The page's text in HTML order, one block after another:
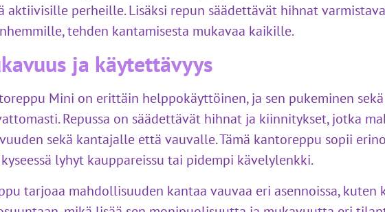
aktiivisille perheille. Lisäksi repun säädettävät hihnat
tehden kantamisesta mukavaa kaikille.
ja käytettävyys
Mini on erittäin helppokäyttöinen, ja sen pukeminen
Repussa on säädettävät hihnat ja kiinnitykset, jotka
sekä kantajalle että vauvalle. Tämä kantoreppu sopii
lyhyt kauppareissu tai pidempi kävelylenkki.
tarjoaa mahdollisuuden kantaa vauvaa eri asennoissa, kuten